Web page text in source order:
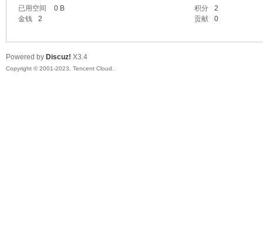
已用空间
0 B 积分
2
金钱
2 贡献 0
Powered by Discuz! X3.4
Copyright © 2001-2023, Tencent Cloud.